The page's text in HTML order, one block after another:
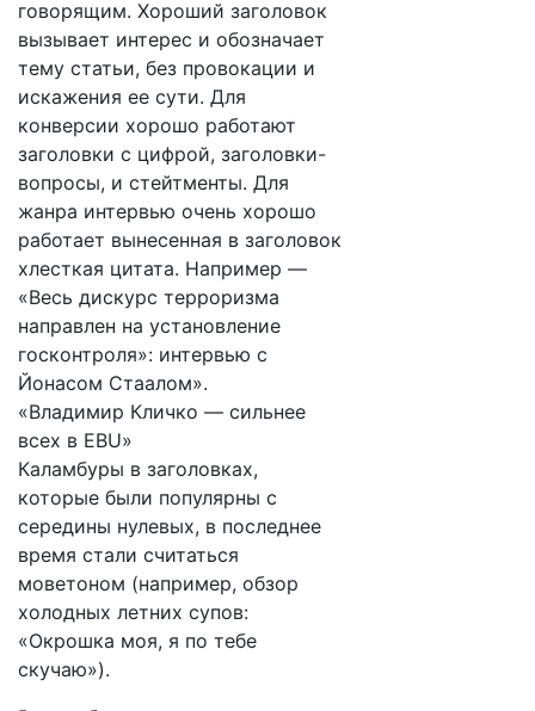
говорящим. Хороший заголовок
вызывает интерес и обозначает
тему статьи, без провокации и
искажения ее сути. Для
конверсии хорошо работают
заголовки с цифрой, заголовки-
вопросы, и стейтменты. Для
жанра интервью очень хорошо
работает вынесенная в заголовок
хлесткая цитата. Например —
«Весь дискурс терроризма
направлен на установление
госконтроля»: интервью с
Йонасом Стаалом».
«Владимир Кличко — сильнее
всех в EBU»
Каламбуры в заголовках,
которые были популярны с
середины нулевых, в последнее
время стали считаться
моветоном (например, обзор
холодных летних супов:
«Окрошка моя, я по тебе
скучаю»).